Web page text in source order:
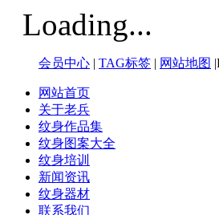
Loading...
会员中心 | TAG标签 | 网站地图
网站首页
关于老兵
纹身作品集
纹身图案大全
纹身培训
新闻资讯
纹身器材
联系我们